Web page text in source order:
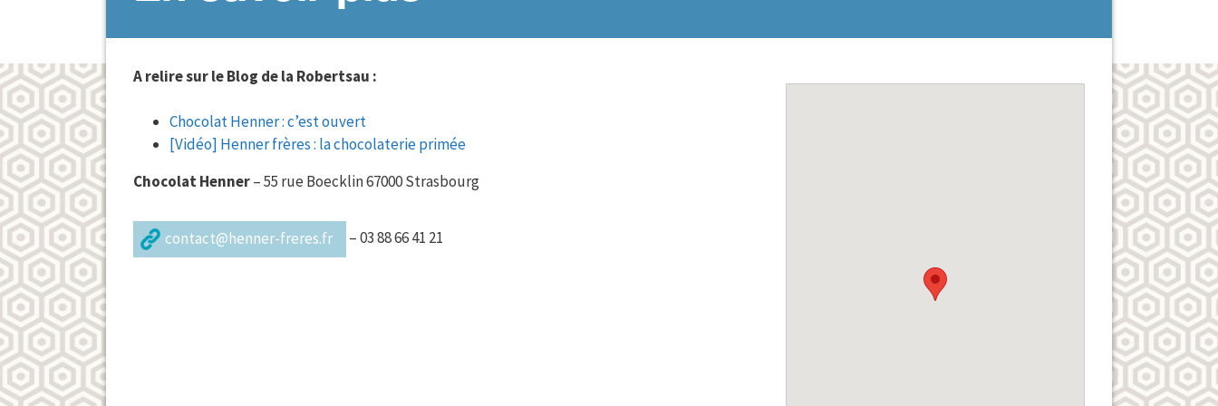
A relire sur le Blog de la Robertsau :
Chocolat Henner : c’est ouvert
[Vidéo] Henner frères : la chocolaterie primée
Chocolat Henner– 55 rue Boecklin 67000 Strasbourg
contact@henner-freres.fr – 03 88 66 41 21